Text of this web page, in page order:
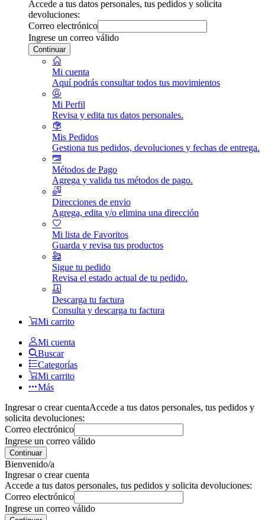
Accede a tus datos personales, tus pedidos y solicita
devoluciones:
Correo electrónico
Ingrese un correo válido
Continuar
Mi cuenta
Aquí podrás consultar todos tus movimientos
Mi Perfil
Revisa y edita tus datos personales.
Mis Pedidos
Gestiona tus pedidos, devoluciones y fechas de entrega.
Métodos de Pago
Agrega y valida tus métodos de pago.
Direcciones de envio
Agrega, edita y/o elimina una dirección
Mi lista de Favoritos
Guarda y revisa tus productos
Sigue tu pedido
Revisa el estado actual de tu pedido.
Descarga tu factura
Consulta y descarga tu factura
Mi carrito
Mi cuenta
Buscar
Categorías
Mi carrito
Más
Ingresar o crear cuentaAccede a tus datos personales, tus pedidos y
solicita devoluciones:
Correo electrónico
Ingrese un correo válido
Continuar
Bienvenido/a
Ingresar o crear cuenta
Accede a tus datos personales, tus pedidos y solicita devoluciones:
Correo electrónico
Ingrese un correo válido